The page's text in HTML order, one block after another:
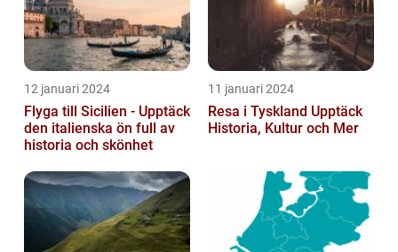
12 januari 2024
Flyga till Sicilien - Upptäck
den italienska ön full av
historia och skönhet
11 januari 2024
Resa i Tyskland Upptäck
Historia, Kultur och Mer